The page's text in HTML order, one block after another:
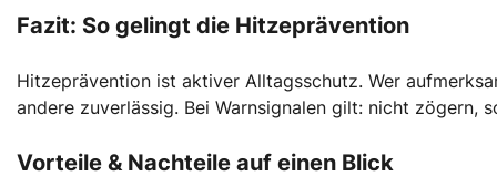
Fazit: So gelingt die Hitzeprävention
Hitzeprävention ist aktiver Alltagsschutz. Wer
andere zuverlässig. Bei Warnsignalen gilt: nicht zögern,
Vorteile & Nachteile auf einen Blick